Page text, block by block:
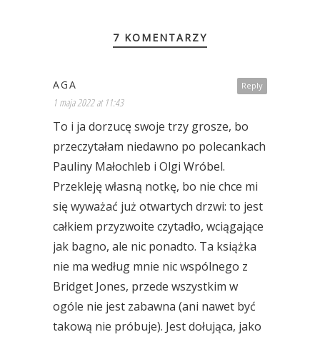
7 KOMENTARZY
Reply
AGA
1 maja 2022 at 11:43
To i ja dorzucę swoje trzy grosze, bo
przeczytałam niedawno po polecankach
Pauliny Małochleb i Olgi Wróbel.
Przekleję własną notkę, bo nie chce mi
się wyważać już otwartych drzwi: to jest
całkiem przyzwoite czytadło, wciągające
jak bagno, ale nic ponadto. Ta książka
nie ma według mnie nic wspólnego z
Bridget Jones, przede wszystkim w
ogóle nie jest zabawna (ani nawet być
takową nie próbuje). Jest dołująca, jako